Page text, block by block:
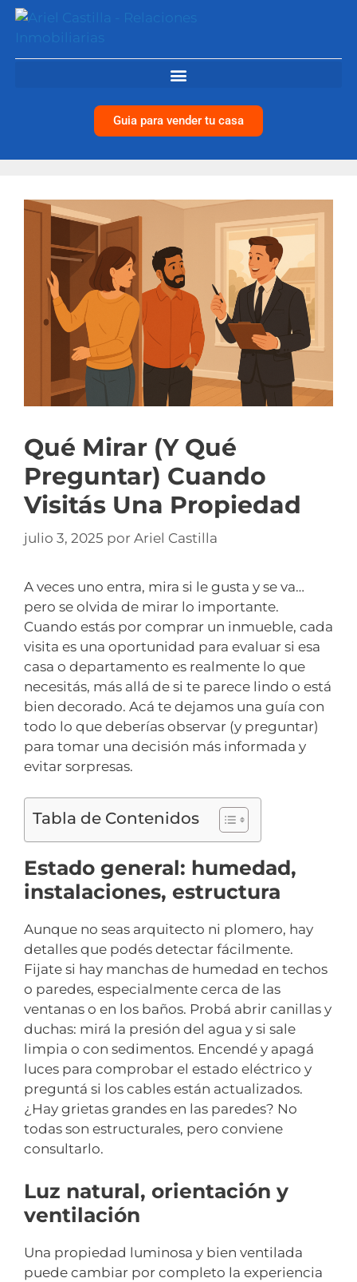
Guia para vender tu casa
Qué Mirar (y Qué
Preguntar) Cuando
Visitás Una Propiedad
julio 3, 2025 por Ariel Castilla
A veces uno entra, mira si le gusta y se va…
pero se olvida de mirar lo importante.
Cuando estás por comprar un inmueble, cada
visita es una oportunidad para evaluar si esa
casa o departamento es realmente lo que
necesitás, más allá de si te parece lindo o está
bien decorado. Acá te dejamos una guía con
todo lo que deberías observar (y preguntar)
para tomar una decisión más informada y
evitar sorpresas.
Tabla de Contenidos
Estado general: humedad,
instalaciones, estructura
Aunque no seas arquitecto ni plomero, hay
detalles que podés detectar fácilmente.
Fijate si hay manchas de humedad en techos
o paredes, especialmente cerca de las
ventanas o en los baños. Probá abrir canillas y
duchas: mirá la presión del agua y si sale
limpia o con sedimentos. Encendé y apagá
luces para comprobar el estado eléctrico y
preguntá si los cables están actualizados.
¿Hay grietas grandes en las paredes? No
todas son estructurales, pero conviene
consultarlo.
Luz natural, orientación y
ventilación
Una propiedad luminosa y bien ventilada
puede cambiar por completo la experiencia